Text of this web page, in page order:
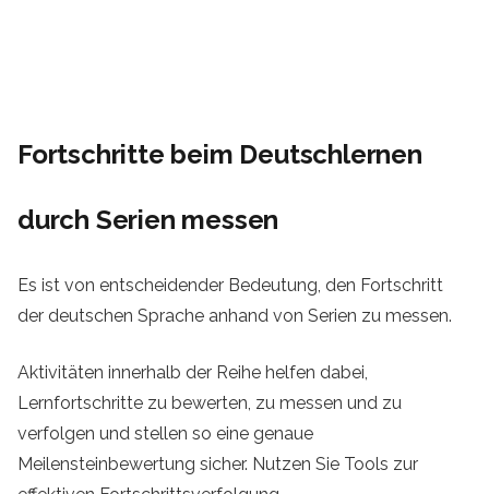
Fortschritte beim Deutschlernen
durch Serien messen
Es ist von entscheidender Bedeutung, den Fortschritt
der deutschen Sprache anhand von Serien zu messen.
Aktivitäten innerhalb der Reihe helfen dabei,
Lernfortschritte zu bewerten, zu messen und zu
verfolgen und stellen so eine genaue
Meilensteinbewertung sicher. Nutzen Sie Tools zur